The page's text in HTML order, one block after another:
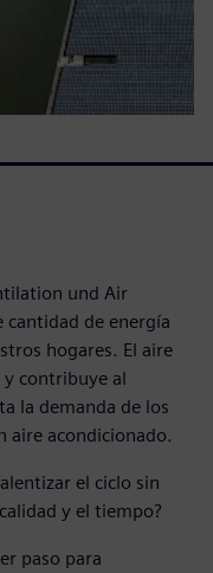
und Air
de energía
hogares. El aire
y contribuye al
la demanda de los
aire acondicionado.
el ciclo sin
y el tiempo?
paso para